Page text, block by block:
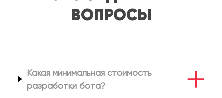
вопросы
Какая минимальная стоимость
разработки бота?